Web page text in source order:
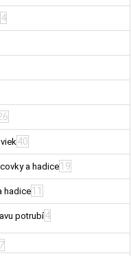
4
40
a hadice19
hadice 11
potrubí4